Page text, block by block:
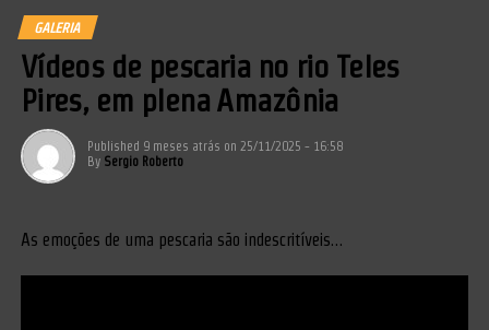
GALERIA
Vídeos de pescaria no rio Teles
Pires, em plena Amazônia
Published 9 meses atrás on 25/11/2025 - 16:58
By Sergio Roberto
As emoções de uma pescaria são indescritíveis…